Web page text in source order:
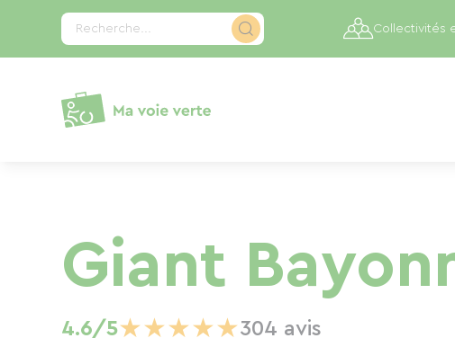
Recherche... Collectivités
Giant
4.6/5★★★★★304 avis
Panneau de gestion des cookies